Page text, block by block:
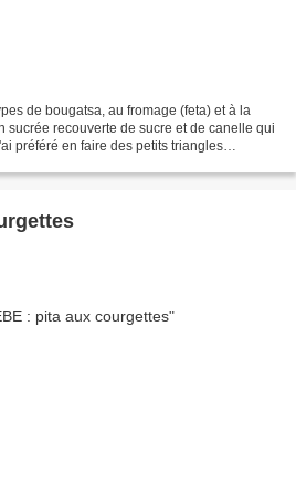
de bougatsa, au fromage (feta) et à la
sucrée recouverte de sucre et de canelle qui
préféré en faire des petits triangles